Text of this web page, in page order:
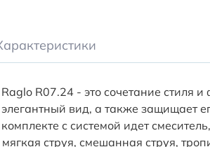
R07.24 - это сочетание стиля
вид, а также защищает
с системой идет
струя, смешанная струя,